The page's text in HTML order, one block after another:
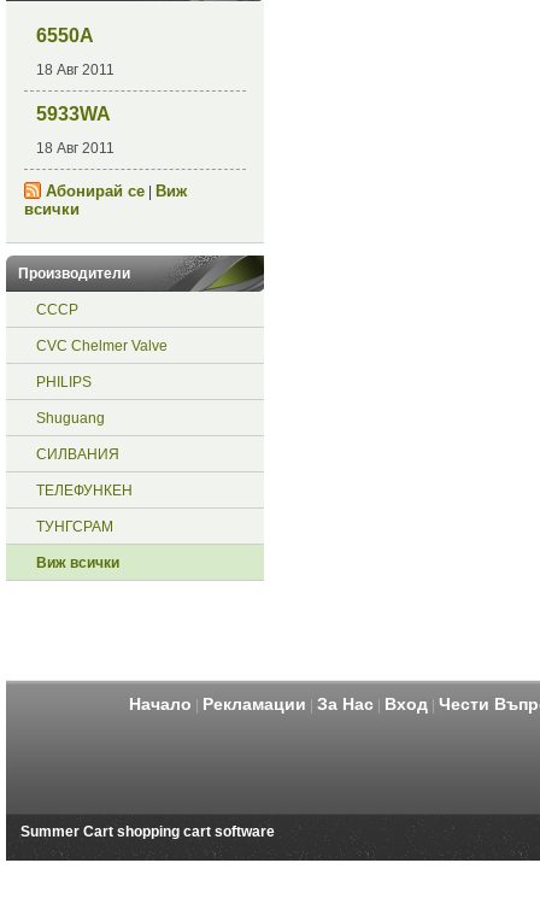
6550A
18 Авг 2011
5933WA
18 Авг 2011
Абонирай се|
Виж
всички
Производители
СССР
CVC Chelmer Valve
PHILIPS
Shuguang
СИЛВАНИЯ
ТЕЛЕФУНКЕН
ТУНГСРАМ
Виж всички
Начало Рекламации За Нас| Вход| Чести
Summer Cart shopping cart software